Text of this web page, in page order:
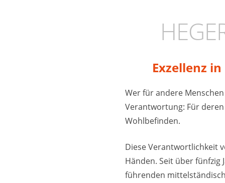
Exzellenz
Wer für andere
Verantwortung: Für
Wohlbefinden.
Diese Verantwortlichkeit
Händen. Seit über fünfzig
führenden